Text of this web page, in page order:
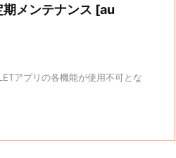
メンテナンス [au
アプリの各機能が使用不可とな